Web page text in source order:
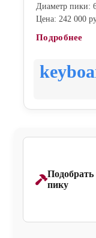
Диаметр пики:
Цена: 242 000
Подробнее
Подобрать
пику